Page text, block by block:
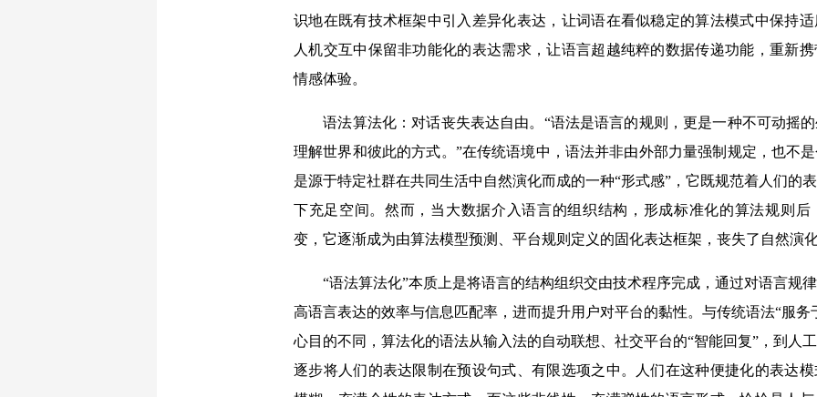
识地在既有技术框架中引入差异化表达，让词语在看似稳定的算法模式中保持
人机交互中保留非功能化的表达需求，让语言超越纯粹的数据传递功能，重新
情感体验。
语法算法化：对话丧失表达自由。“语法是语言的规则，更是一种不可动摇的
理解世界和彼此的方式。”在传统语境中，语法并非由外部力量强制规定，也不
是源于特定社群在共同生活中自然演化而成的一种“形式感”，它既规范着人们的
下充足空间。然而，当大数据介入语言的组织结构，形成标准化的算法规则后
变，它逐渐成为由算法模型预测、平台规则定义的固化表达框架，丧失了自然演
“语法算法化”本质上是将语言的结构组织交由技术程序完成，通过对语言规
高语言表达的效率与信息匹配率，进而提升用户对平台的黏性。与传统语法“服务
心目的不同，算法化的语法从输入法的自动联想、社交平台的“智能回复”，到人
逐步将人们的表达限制在预设句式、有限选项之中。人们在这种便捷化的表达